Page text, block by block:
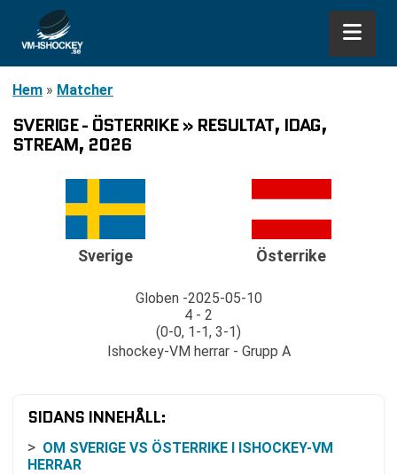
Hem » Matcher
SVERIGE - ÖSTERRIKE » RESULTAT, IDAG,
STREAM, 2026
Sverige
Globen 2025-05-10
4 - 2
(0-0, 1-1, 3-1)
Ishockey-VM herrar - Grupp A
Österrike
SIDANS INNEHÅLL:
OM SVERIGE VS ÖSTERRIKE I ISHOCKEY-VM
HERRAR